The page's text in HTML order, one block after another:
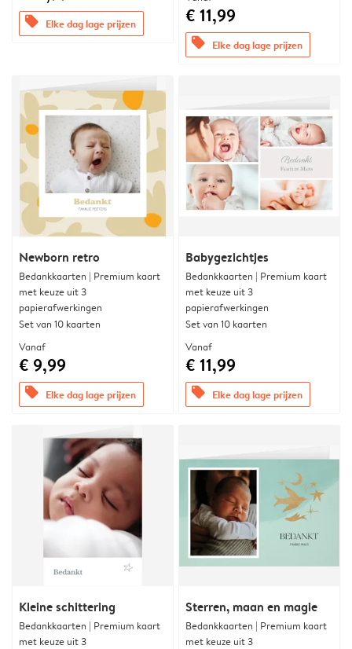
offers Elke dag lage prijzen € 11,99
offers Elke dag lage prijzen
Newborn retro
Bedankkaarten | Premium kaart
met keuze uit 3
papierafwerkingen
Set van 10 kaarten
Vanaf
€ 9,99
offers Elke dag lage prijzen
Babygezichtjes
Bedankkaarten | Premium kaart
met keuze uit 3
papierafwerkingen
Set van 10 kaarten
Vanaf
€ 11,99
offers Elke dag lage prijzen
Kleine schittering
Bedankkaarten | Premium kaart
met keuze uit 3
Sterren, maan en magie
Bedankkaarten | Premium kaart
met keuze uit 3